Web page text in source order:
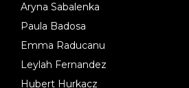
Aryna Sabalenka
Paula Badosa
Emma Raducanu
Leylah Fernandez
Hubert Hurkacz